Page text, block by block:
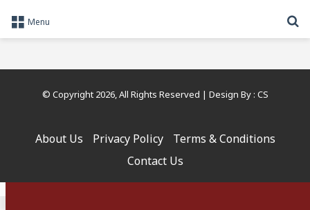
Menu
© Copyright 2026, All Rights Reserved | Design By : CS
About Us Privacy Policy
Terms & Conditions
Contact Us